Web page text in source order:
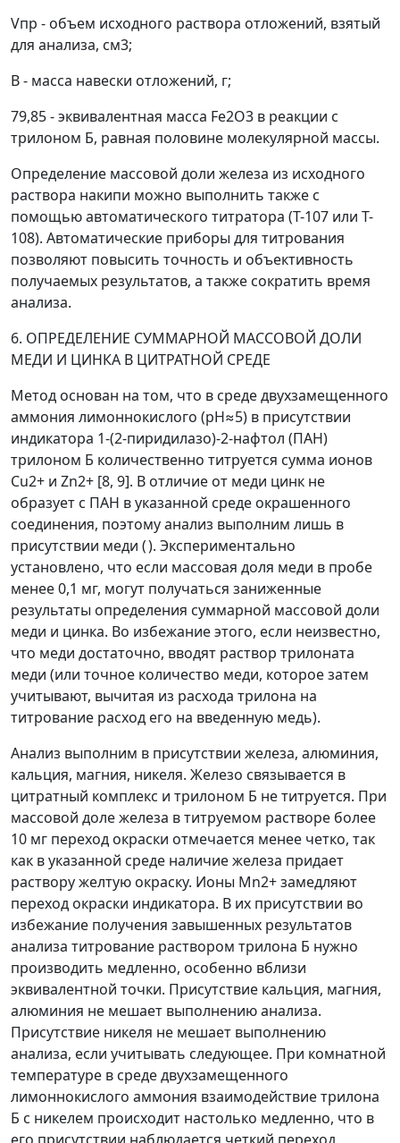
Vпр - объем исходного раствора отложений, взятый
для анализа, см3;
B- масса навески отложений, г;
79,85 - эквивалентная масса Fe2O3 в реакции с
трилоном Б, равная половине молекулярной массы.
Определение массовой доли железа из исходного
раствора накипи можно выполнить также с
помощью автоматического титратора (T-107 или T-
108). Автоматические приборы для титрования
позволяют повысить точность и объективность
получаемых результатов, а также сократить время
анализа.
6. ОПРЕДЕЛЕНИЕ СУММАРНОЙ МАССОВОЙ ДОЛИ
МЕДИ И ЦИНКА В ЦИТРАТНОЙ СРЕДЕ
Метод основан на том, что в среде двухзамещенного
аммония лимоннокислого (рН≈5) в присутствии
индикатора 1-(2-пиридилазо)-2-нафтол (ПАН)
трилоном Б количественно титруется сумма ионов
Cu2+ и Zn2+ [8, 9]. В отличие от меди цинк не
образует с ПАН в указанной среде окрашенного
соединения, поэтому анализ выполним лишь в
присутствии меди (). Экспериментально
установлено, что если массовая доля меди в пробе
менее 0,1 мг, могут получаться заниженные
результаты определения суммарной массовой доли
меди и цинка. Во избежание этого, если неизвестно,
что меди достаточно, вводят раствор трилоната
меди (или точное количество меди, которое затем
учитывают, вычитая из расхода трилона на
титрование расход его на введенную медь).
Анализ выполним в присутствии железа, алюминия,
кальция, магния, никеля. Железо связывается в
цитратный комплекс и трилоном Б не титруется. При
массовой доле железа в титруемом растворе более
10 мг переход окраски отмечается менее четко, так
как в указанной среде наличие железа придает
раствору желтую окраску. Ионы Mn2+замедляют
переход окраски индикатора. В их присутствии во
избежание получения завышенных результатов
анализа титрование раствором трилона Б нужно
производить медленно, особенно вблизи
эквивалентной точки. Присутствие кальция, магния,
алюминия не мешает выполнению анализа.
Присутствие никеля не мешает выполнению
анализа, если учитывать следующее. При комнатной
температуре в среде двухзамещенного
лимоннокислого аммония взаимодействие трилона
Б с никелем происходит настолько медленно, что в